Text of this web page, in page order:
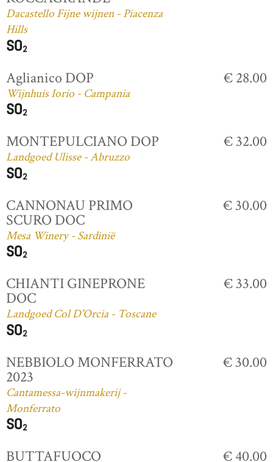
Dacastello Fijne wijnen - Piacenza
Hills
Aglianico DOP
Wijnhuis Iorio - Campania
€ 28.00
MONTEPULCIANO DOP
Landgoed Ulisse - Abruzzo
€ 32.00
CANNONAU PRIMO
SCURO DOC
Mesa Winery - Sardinië
€ 30.00
CHIANTI GINEPRONE
DOC
Landgoed Col D'Orcia - Toscane
€ 33.00
NEBBIOLO MONFERRATO
2023
Cantamessa-wijnmakerij -
Monferrato
€ 30.00
BUTTAFUOCO € 40.00